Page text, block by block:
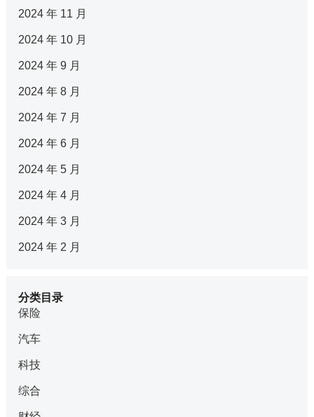
2024 年 11 月
2024 年 10 月
2024 年 9 月
2024 年 8 月
2024 年 7 月
2024 年 6 月
2024 年 5 月
2024 年 4 月
2024 年 3 月
2024 年 2 月
分类目录
保险
汽车
科技
综合